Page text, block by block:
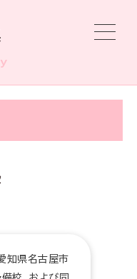
知県名古屋市